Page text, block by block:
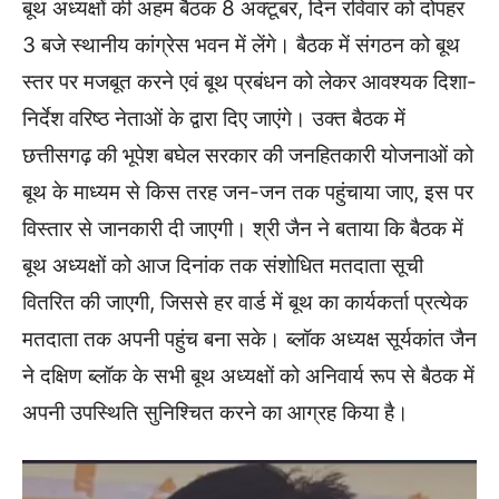
बूथ अध्यक्षों की अहम बैठक 8 अक्टूबर, दिन रविवार को दोपहर
3 बजे स्थानीय कांग्रेस भवन में लेंगे। बैठक में संगठन को बूथ
स्तर पर मजबूत करने एवं बूथ प्रबंधन को लेकर आवश्यक दिशा-
निर्देश वरिष्ठ नेताओं के द्वारा दिए जाएंगे। उक्त बैठक में
छत्तीसगढ़ की भूपेश बघेल सरकार की जनहितकारी योजनाओं को
बूथ के माध्यम से किस तरह जन-जन तक पहुंचाया जाए, इस पर
विस्तार से जानकारी दी जाएगी। श्री जैन ने बताया कि बैठक में
बूथ अध्यक्षों को आज दिनांक तक संशोधित मतदाता सूची
वितरित की जाएगी, जिससे हर वार्ड में बूथ का कार्यकर्ता प्रत्येक
मतदाता तक अपनी पहुंच बना सके। ब्लॉक अध्यक्ष सूर्यकांत जैन
ने दक्षिण ब्लॉक के सभी बूथ अध्यक्षों को अनिवार्य रूप से बैठक में
अपनी उपस्थिति सुनिश्चित करने का आग्रह किया है।